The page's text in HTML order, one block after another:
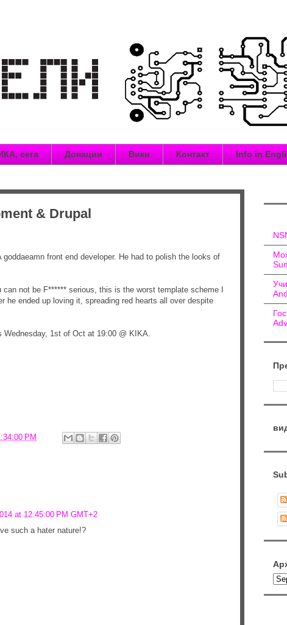
сега Донации Вики Контакт Info in
& Drupal
front end developer. He had to polish the looks of
not be F****** serious, this is the worst template scheme I
he ended up loving it, spreading red hearts all over despite
1st of Oct at 19:00 @ KIKA.
PM
at 12:45:00 PM GMT+2
such a hater nature!?